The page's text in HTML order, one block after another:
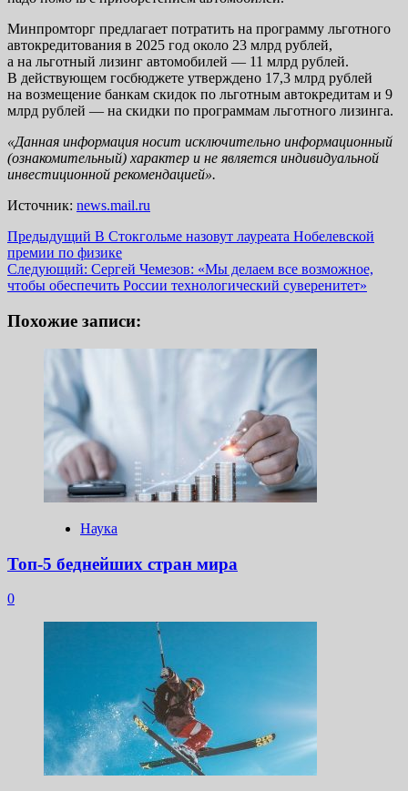
Минпромторг предлагает потратить на программу льготного
автокредитования в 2025 год около 23 млрд рублей,
а на льготный лизинг автомобилей — 11 млрд рублей.
В действующем госбюджете утверждено 17,3 млрд рублей
на возмещение банкам скидок по льготным автокредитам и 9
млрд рублей — на скидки по программам льготного лизинга.
«Данная информация носит исключительно информационный
(ознакомительный) характер и не является индивидуальной
инвестиционной рекомендацией».
Источник: news.mail.ru
Навигация
записи
Предыдущий В Стокгольме назовут лауреата Нобелевской
премии по физике
Следующий: Сергей Чемезов: «Мы делаем все возможное,
чтобы обеспечить России технологический суверенитет»
Похожие записи:
Наука
Топ-5 беднейших стран мира
0